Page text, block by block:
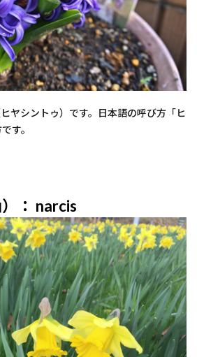
ヤシントゥ）です。日本語の呼び方「ヒ
す。
： narcis